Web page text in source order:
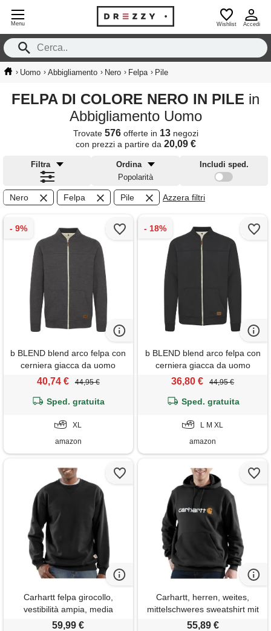
Menu Wishlist Accedi
› Uomo › Abbigliamento › Nero › Felpa › Pile
FELPA DI COLORE NERO IN PILE in
Abbigliamento Uomo
Trovate 576offerte in 13negozi
con prezzi a partire da 20,09 €
Filtra
Ordina
Popolarità
Includi sped.
Nero Felpa Pile Azzera filtri
b BLEND blend arco felpa con
cerniera giacca da uomo
senza cappuccio con collo
(70818)
40,74 € 44,95 €
Sped. gratuita
XL
amazon
b BLEND blend arco felpa con
cerniera giacca da uomo
senza cappuccio con collo
(70155)
36,80 € 44,95 €
Sped. gratuita
L M XL
amazon
Carhartt felpa girocollo,
vestibilità ampia, media
pesantezza, uomo, nero, xxl
59,99 €
Carhartt, herren, weites,
mittelschweres sweatshirt mit
logo-grafik, schwarz, xs
55,89 €